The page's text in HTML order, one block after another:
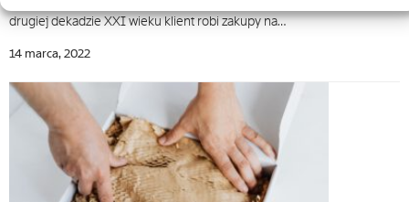
drugiej dekadzie XXI wieku klient robi zakupy na…
14 marca, 2022